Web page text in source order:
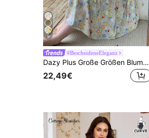
6
#BescheideneEleganz
Dazy Plus Große Größen Blume Muster locker geschnittenes langes Nachthemd, Lässig Sleepwear, Moo Moo Nachthemd
22,49€